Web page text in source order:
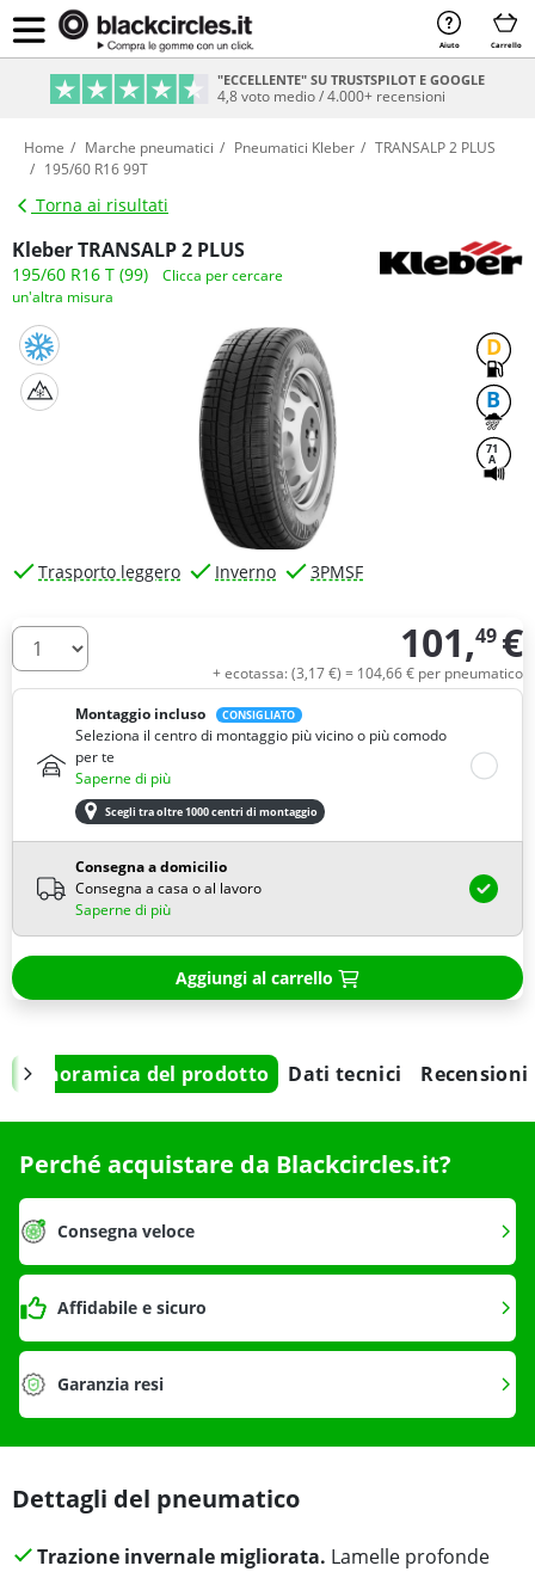
Aiuto Carrello
PAGAMENTO SICURO & RATEIZZABILE
Sicurezza e comodità al 100%
Home Marche pneumatici Pneumatici Kleber
TRANSALP 2 PLUS
195/60 R16 99T
Torna ai risultati
Kleber TRANSALP 2 PLUS
195/60 R16 T (99)
Clicca per cercare
un'altra misura
D
B
71
A
Trasporto leggero Inverno 3PMSF
Quantità 101,49 €
+ ecotassa: (3,17€) = 104,66€ per pneumatico
Montaggio incluso
CONSIGLIATO
Seleziona il centro di montaggio più vicino o più comodo
per te
Saperne di più
Scegli tra oltre 1000 centri di montaggio
Consegna a domicilio
Consegna a casa o al lavoro
Saperne di più
Aggiungi al carrello
Panoramica del prodotto Dati tecnici Recensioni
Perché acquistare da Blackcircles.it?
Consegna veloce
Affidabile e sicuro
Garanzia resi
Dettagli del pneumatico
Trazione invernale migliorata. Lamelle profonde